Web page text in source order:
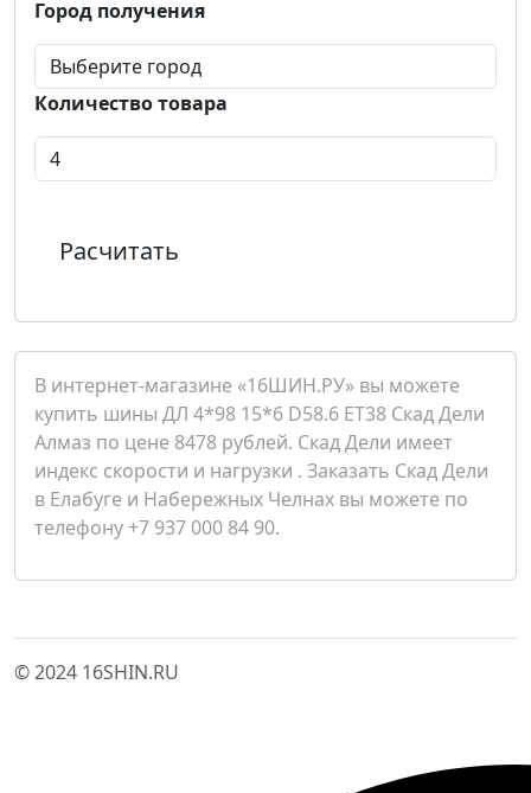
Город получения
Количество товара
Расчитать
В интернет-магазине «16ШИН.РУ» вы можете
купить шины ДЛ 4*98 15*6 D58.6 ET38 Скад Дели
Алмаз по цене 8478 рублей. Скад Дели имеет
индекс скорости и нагрузки . Заказать Скад Дели
в Елабуге и Набережных Челнах вы можете по
телефону +7 937 000 84 90.
© 2024 16SHIN.RU